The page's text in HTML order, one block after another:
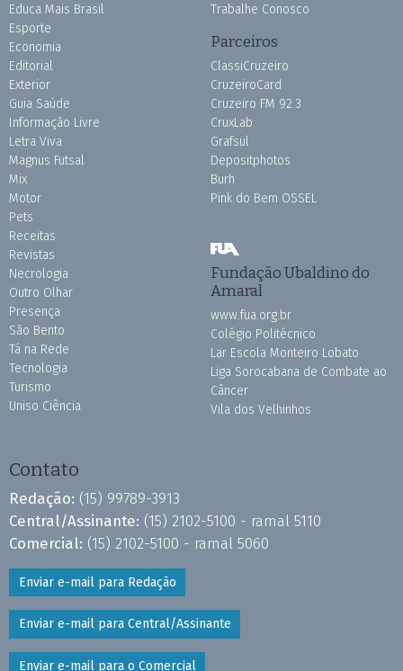
Educa Mais Brasil
Esporte
Economia
Editorial
Exterior
Guia Saúde
Informação Livre
Letra Viva
Magnus Futsal
Mix
Motor
Pets
Receitas
Revistas
Necrologia
Outro Olhar
Presença
São Bento
Tá na Rede
Tecnologia
Turismo
Uniso Ciência
Trabalhe Conosco
Parceiros
ClassiCruzeiro
CruzeiroCard
Cruzeiro FM 92.3
CruxLab
Grafsul
Depositphotos
Burh
Pink do Bem OSSEL
Fundação Ubaldino do
Amaral
www.fua.org.br
Colégio Politécnico
Lar Escola Monteiro Lobato
Liga Sorocabana de Combate ao
Câncer
Vila dos Velhinhos
Contato
Redação: (15) 99789-3913
Central/Assinante: (15) 2102-5100 - ramal 5110
Comercial: (15) 2102-5100 - ramal 5060
Enviar e-mail para Redação
Enviar e-mail para Central/Assinante
Enviar e-mail para o Comercial